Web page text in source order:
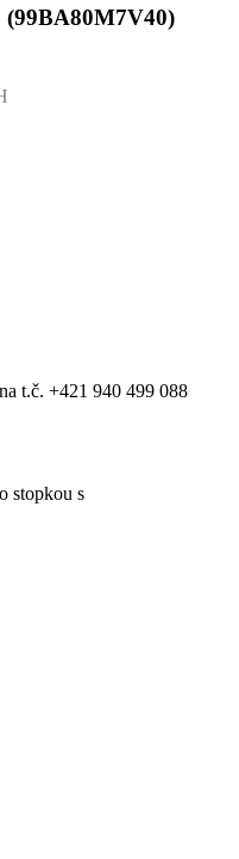
(99BA80M7V40)
t.č. +421 940 499 088
stopkou s